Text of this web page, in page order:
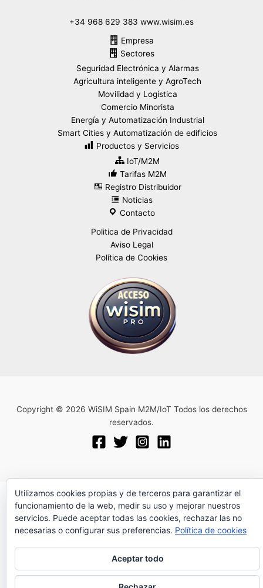
+34 968 629 383 www.wisim.es
Empresa
Sectores
Seguridad Electrónica y Alarmas
Agricultura inteligente y AgroTech
Movilidad y Logística
Comercio Minorista
Energía y Automatización Industrial
Smart Cities y Automatización de edificios
Productos y Servicios
IoT/M2M
Tarifas M2M
Registro Distribuidor
Noticias
Contacto
Politica de Privacidad
Aviso Legal
Política de Cookies
Copyright © 2026 WiSIM Spain M2M/IoT Todos los derechos
reservados.
Utilizamos cookies propias y de terceros para garantizar el
funcionamiento de la web, medir su uso y mejorar nuestros
servicios. Puede aceptar todas las cookies, rechazar las no
necesarias o configurar sus preferencias. Política de cookies
Aceptar todo